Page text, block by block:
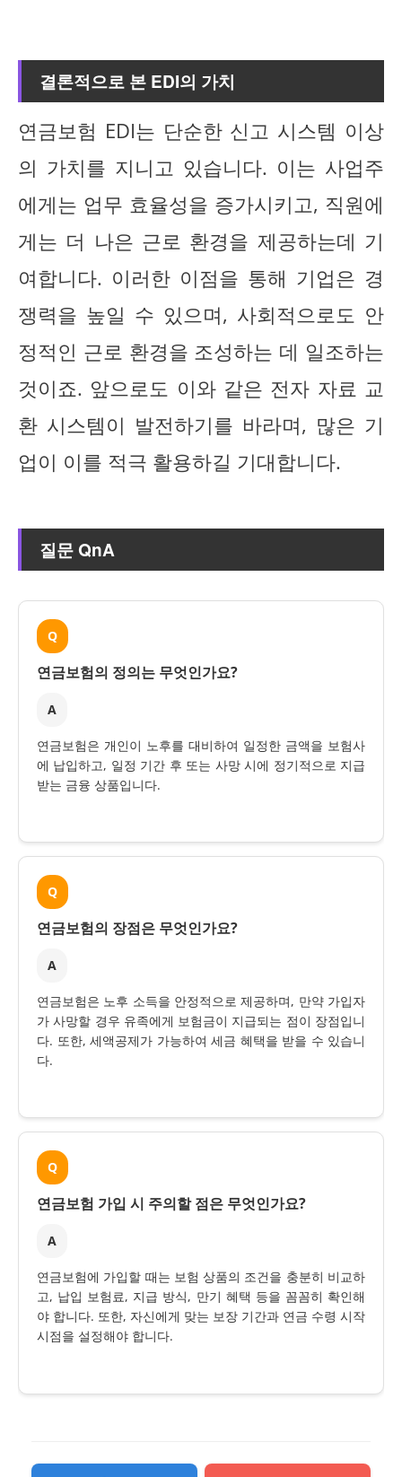
결론적으로 본 EDI의 가치
연금보험 EDI는 단순한 신고 시스템 이상
의 가치를 지니고 있습니다. 이는 사업주
에게는 업무 효율성을 증가시키고, 직원에
게는 더 나은 근로 환경을 제공하는데 기
여합니다. 이러한 이점을 통해 기업은 경
쟁력을 높일 수 있으며, 사회적으로도 안
정적인 근로 환경을 조성하는 데 일조하는
것이죠. 앞으로도 이와 같은 전자 자료 교
환 시스템이 발전하기를 바라며, 많은 기
업이 이를 적극 활용하길 기대합니다.
질문 QnA
Q
연금보험의 정의는 무엇인가요?
A
연금보험은 개인이 노후를 대비하여 일정한 금액을 보험사
에 납입하고, 일정 기간 후 또는 사망 시에 정기적으로 지급
받는 금융 상품입니다.
Q
연금보험의 장점은 무엇인가요?
A
연금보험은 노후 소득을 안정적으로 제공하며, 만약 가입자
가 사망할 경우 유족에게 보험금이 지급되는 점이 장점입니
다. 또한, 세액공제가 가능하여 세금 혜택을 받을 수 있습니
다.
Q
연금보험 가입 시 주의할 점은 무엇인가요?
A
연금보험에 가입할 때는 보험 상품의 조건을 충분히 비교하
고, 납입 보험료, 지급 방식, 만기 혜택 등을 꼼꼼히 확인해
야 합니다. 또한, 자신에게 맞는 보장 기간과 연금 수령 시작
시점을 설정해야 합니다.